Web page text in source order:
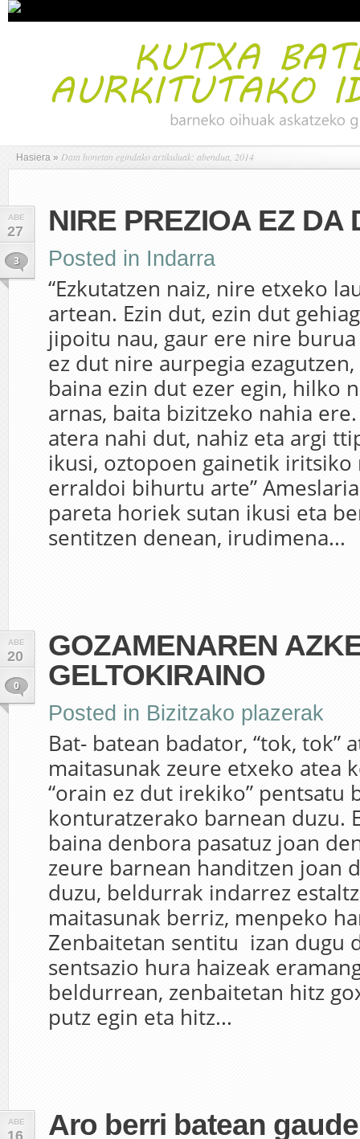
Hasiera » Data honetan egindako artikuluak: abendua, 2014
ABE
27
3
NIRE PREZIOA EZ DA
Posted in Indarra
“Ezkutatzen naiz, nire etxeko
artean. Ezin dut, ezin dut
jipoitu nau, gaur ere nire burua
ez dut nire aurpegia
baina ezin dut ezer egin, hilko
arnas, baita bizitzeko nahia
atera nahi dut, nahiz eta argi
ikusi, oztopoen gainetik iritsiko
erraldoi bihurtu arte”
pareta horiek sutan ikusi eta
sentitzen denean, irudimena...
ABE
20
0
GOZAMENAREN
GELTOKIRAINO
Posted in Bizitzako plazerak
Bat- batean badator, “tok, tok”
maitasunak zeure etxeko atea
“orain ez dut irekiko” pentsatu
konturatzerako barnean duzu.
baina denbora pasatuz joan
zeure barnean handitzen joan
duzu, beldurrak indarrez
maitasunak berriz, menpeko
Zenbaitetan sentitu izan dugu
sentsazio hura haizeak
beldurrean, zenbaitetan hitz
putz egin eta hitz...
ABE
16
Aro berri batean